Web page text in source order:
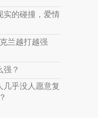
实的碰撞，爱情
兰越打越强
强？
几乎没人愿意复